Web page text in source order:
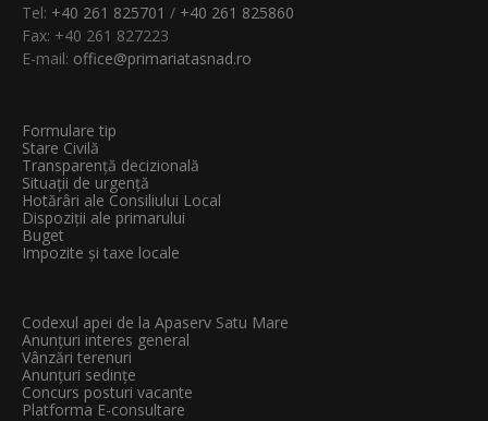
Tel: +40 261 825701 / +40 261 825860
Fax: +40 261 827223
E-mail: office@primariatasnad.ro
Formulare tip
Stare Civilă
Transparenţă decizională
Situații de urgență
Hotărâri ale Consiliului Local
Dispoziții ale primarului
Buget
Impozite și taxe locale
Codexul apei de la Apaserv Satu Mare
Anunțuri interes general
Vânzări terenuri
Anunțuri sedințe
Concurs posturi vacante
Platforma E-consultare